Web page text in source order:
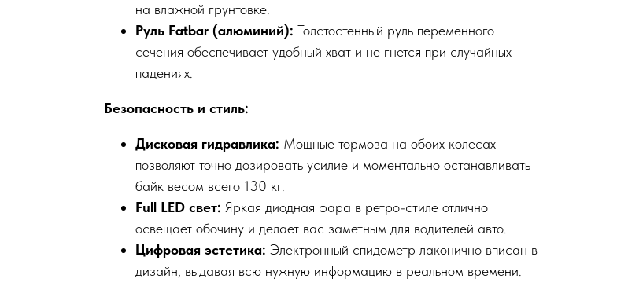
на влажной грунтовке.
Руль Fatbar (алюминий): Толстостенный руль переменного
сечения обеспечивает удобный хват и не гнется при случайных
падениях.
Безопасность и стиль:
Дисковая гидравлика: Мощные тормоза на обоих колесах
позволяют точно дозировать усилие и моментально останавливать
байк весом всего 130 кг.
Full LED свет: Яркая диодная фара в ретро-стиле отлично
освещает обочину и делает вас заметным для водителей авто.
Цифровая эстетика: Электронный спидометр лаконично вписан в
дизайн, выдавая всю нужную информацию в реальном времени.